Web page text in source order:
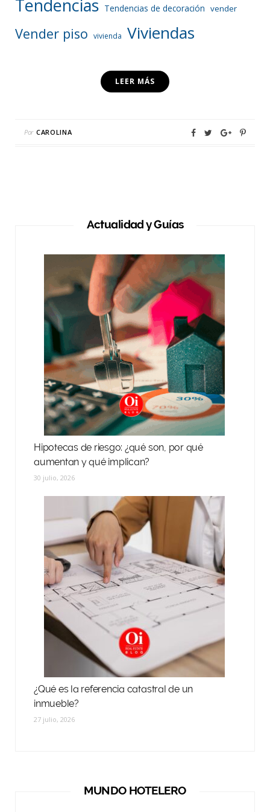
Tendencias Tendencias de decoración vender
Vender piso vivienda Viviendas
LEER MÁS
Por CAROLINA
Actualidad y Guías
Hipotecas de riesgo: ¿qué son, por qué
aumentan y qué implican?
30 julio, 2026
¿Qué es la referencia catastral de un
inmueble?
27 julio, 2026
MUNDO HOTELERO